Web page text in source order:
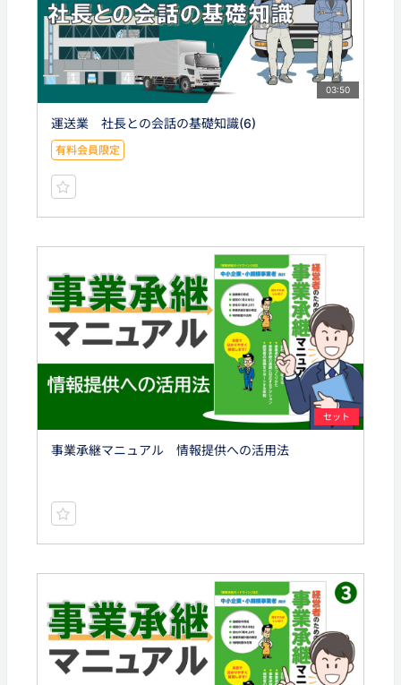
03:50
運送業 社長との会話の基礎知識(6)
有料会員限定
セット
事業承継マニュアル 情報提供への活用法